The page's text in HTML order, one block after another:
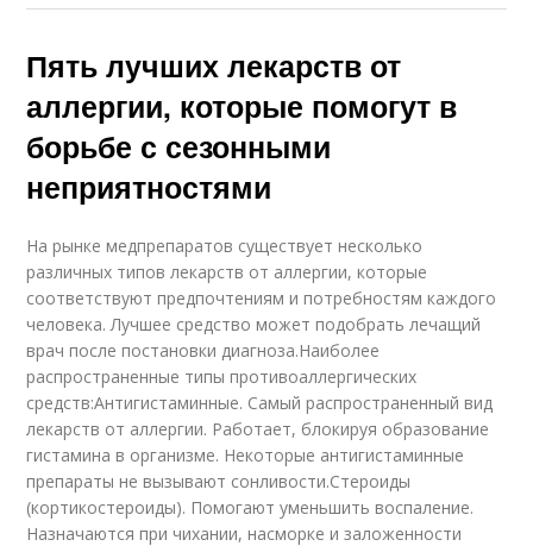
Пять лучших лекарств от
аллергии, которые помогут в
борьбе с сезонными
неприятностями
На рынке медпрепаратов существует несколько
различных типов лекарств от аллергии, которые
соответствуют предпочтениям и потребностям каждого
человека. Лучшее средство может подобрать лечащий
врач после постановки диагноза.Наиболее
распространенные типы противоаллергических
средств:Антигистаминные. Самый распространенный вид
лекарств от аллергии. Работает, блокируя образование
гистамина в организме. Некоторые антигистаминные
препараты не вызывают сонливости.Стероиды
(кортикостероиды). Помогают уменьшить воспаление.
Назначаются при чихании, насморке и заложенности